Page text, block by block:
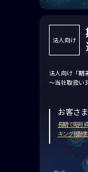
法人向け
法人向け「期
～当社取扱い
お客さ
長期で暗号
キング報酬